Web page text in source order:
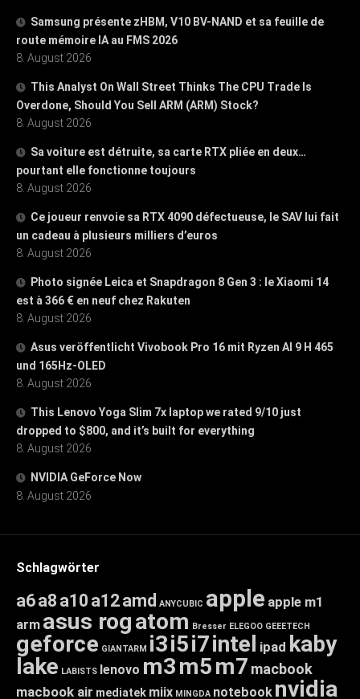
Samsung présente zHBM, V10 BV-NAND et sa feuille de
route mémoire IA au FMS 2026
8. August 2026
This Analyst On Wall Street Thinks The CPU Trade Is
Overdone, Should You Sell ARM (ARM) Stock?
8. August 2026
Sa voiture est détruite, sa carte RTX pliée en deux…
pourtant elle fonctionne toujours
8. August 2026
Ce joueur renvoie sa RTX 4090 défectueuse, le SAV lui fait
un cadeau à plusieurs milliers d’euros
8. August 2026
Photo signée Leica et Snapdragon 8 Gen 3 : le Xiaomi 14
est à 366 € en neuf chez Rakuten
8. August 2026
Asus veröffentlicht Vivobook Pro 16 mit Ryzen AI 9 H 465
und 165Hz-OLED
8. August 2026
This Lenovo Yoga Slim 7x laptop we rated 9/10 just
dropped to $800, and it’s built for everything
8. August 2026
NVIDIA GeForce Now
8. August 2026
Schlagwörter
a6a8 a10 a12amd ANYCUBIC apple apple m1
arm asus rogatom Bresser ELEGOO GEEETECH
geforce GIANTARM i3i5i7intel ipad kaby
lake LABISTS lenovo m3m5m7 macbook
macbook air mediatek miix MINGDA notebook nvidia